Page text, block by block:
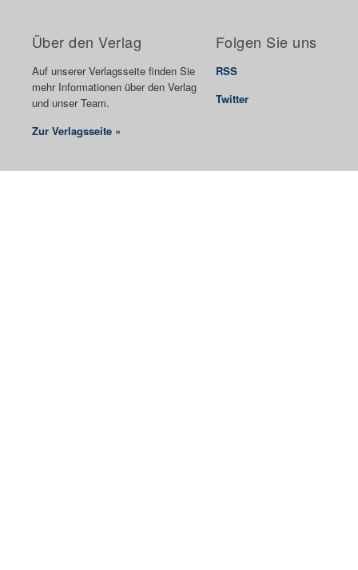
Über den Verlag
Auf unserer Verlagsseite finden Sie
mehr Informationen über den Verlag
und unser Team.
Zur Verlagsseite »
Folgen Sie uns
RSS
Twitter